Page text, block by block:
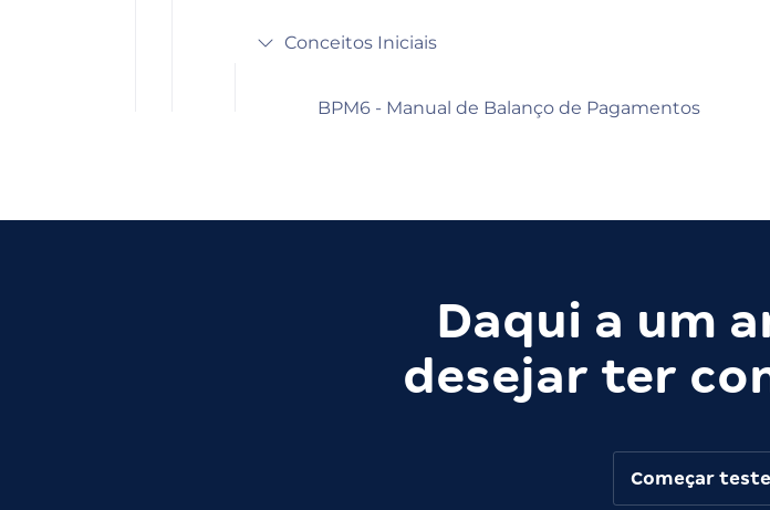
Conceitos Iniciais
BPM6 - Manual de Balanço de Pagamentos
Daqui a um
desejar ter
Começar